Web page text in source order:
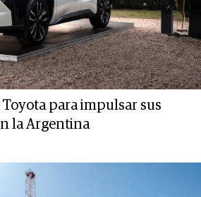
para impulsar sus
la Argentina